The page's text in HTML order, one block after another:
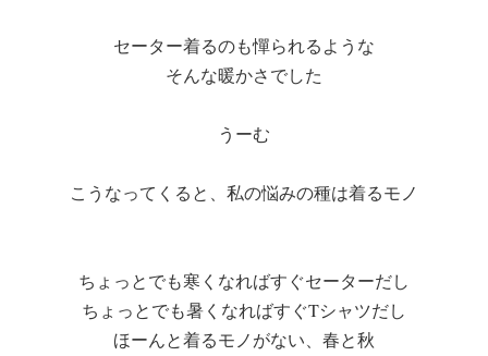
セーター着るのも憚られるような
そんな暖かさでした
うーむ
こうなってくると、私の悩みの種は着るモノ
ちょっとでも寒くなればすぐセーターだし
ちょっとでも暑くなればすぐTシャツだし
ほーんと着るモノがない、春と秋